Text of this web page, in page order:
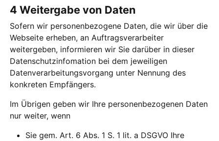
4 Weitergabe von Daten
Sofern wir personenbezogene Daten, die wir über die
Webseite erheben, an Auftragsverarbeiter
weitergeben, informieren wir Sie darüber in dieser
Datenschutzinfomation bei dem jeweiligen
Datenverarbeitungsvorgang unter Nennung des
konkreten Empfängers.
Im Übrigen geben wir Ihre personenbezogenen Daten
nur weiter, wenn
Sie gem. Art. 6 Abs. 1 S. 1 lit. a DSGVO Ihre